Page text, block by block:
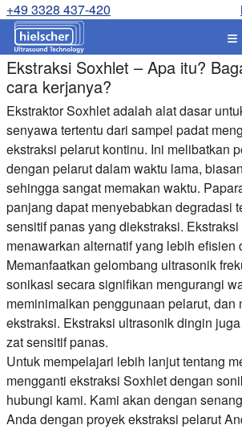
+49 3328 437-420
Ekstraksi Soxhlet – Apa itu?
cara kerjanya?
Ekstraktor Soxhlet adalah alat dasar
senyawa tertentu dari sampel padat
ekstraksi pelarut kontinu. Ini melibatkan
dengan pelarut dalam waktu lama,
sehingga sangat memakan waktu.
panjang dapat menyebabkan degradasi
sensitif panas yang diekstraksi.
menawarkan alternatif yang lebih efisien
Memanfaatkan gelombang ultrasonik
sonikasi secara signifikan mengurangi
meminimalkan penggunaan pelarut, dan
ekstraksi. Ekstraksi ultrasonik dingin
zat sensitif panas.
Untuk mempelajari lebih lanjut tentang
mengganti ekstraksi Soxhlet dengan
hubungi kami. Kami akan dengan
Anda dengan proyek ekstraksi pelarut